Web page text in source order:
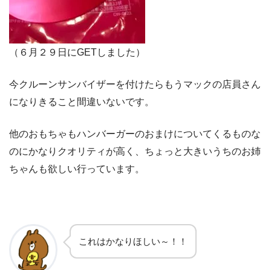
（６月２９日にGETしました）
今クルーンサンバイザーを付けたらもうマックの店員さん
になりきること間違いないです。
他のおもちゃもハンバーガーのおまけについてくるものな
のにかなりクオリティが高く、ちょっと大きいうちのお姉
ちゃんも欲しい行っています。
これはかなりほしい～！！